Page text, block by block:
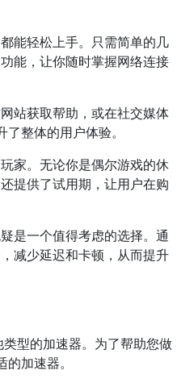
能轻松上手。只需简单的几
能，让你随时掌握网络连接
站获取帮助，或在社交媒体
整体的用户体验。
家。无论你是偶尔游戏的休
提供了试用期，让用户在购
是一个值得考虑的选择。通
减少延迟和卡顿，从而提升
型的加速器。为了帮助您做
加速器。